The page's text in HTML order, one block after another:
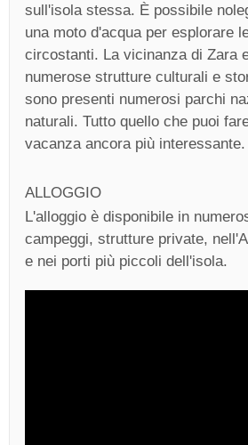
sull'isola stessa. È possibile
una moto d'acqua per esplorare
circostanti. La vicinanza di Zara
numerose strutture culturali e
sono presenti numerosi parchi
naturali. Tutto quello che puoi
vacanza ancora più interessante.
ALLOGGIO
L'alloggio è disponibile in
campeggi, strutture private,
e nei porti più piccoli dell'isola.